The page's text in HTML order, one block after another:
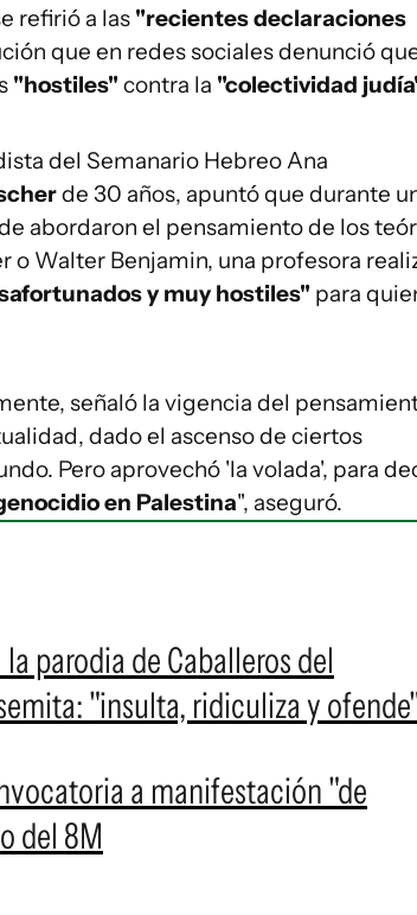
refirió a las "recientes declaraciones
que en redes sociales denunció
"hostiles"contra la "colectividad
del Semanario Hebreo Ana
de 30 años, apuntó que durante
abordaron el pensamiento de los
o Walter Benjamin, una profesora
y muy hostiles" para
señaló la vigencia del
dado el ascenso de ciertos
Pero aprovechó 'la volada', para
en Palestina", aseguró.
parodia de Caballeros del
"insulta, ridiculiza y
a manifestación "de
del 8M